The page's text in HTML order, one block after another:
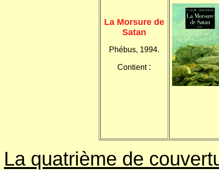
La Morsure de
Satan
Phébus, 1994.
Contient :
La quatrième de